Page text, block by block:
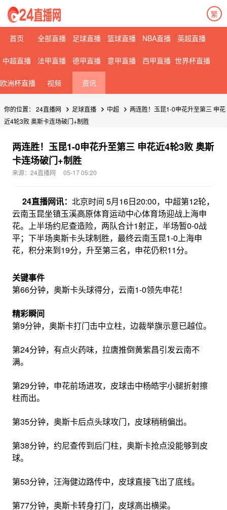
繁
首页 全部直播 足球直播 篮球直播 NBA直播 英超直播
中超直播 法甲直播 德甲直播 意甲直播 西甲直播 世界杯直播
欧洲杯直播 视频 资讯
你的位置： 24直播网 足球直播 中超
两连胜！玉昆1-0申花升至第三 申花
近4轮3败 奥斯卡连场破门+制胜
两连胜！玉昆1-0申花升至第三 申花近4轮3败 奥斯
卡连场破门+制胜
来源：24直播网 05-17 05:20
24直播网讯： 北京时间 5月16日20:00，中超第12轮，
云南玉昆坐镇玉溪高原体育运动中心体育场迎战上海申
花。上半场约尼查造险，两队合计1射正，半场暂0-0战
平；下半场奥斯卡头球制胜，最终云南玉昆1-0上海申
花，积分来到19分，升至第三名，申花仍积11分。
关键事件
第66分钟，奥斯卡头球得分，云南1-0领先申花！
精彩瞬间
第9分钟，奥斯卡打门击中立柱，边裁举旗示意已越位。
第24分钟，有点火药味，拉唐推倒黄紫昌引发云南不
满。
第29分钟，申花前场进攻，皮球击中杨皓宇小腿折射擦
柱而出。
第35分钟，奥斯卡后点头球攻门，皮球稍稍偏出。
第38分钟，约尼查传到后门柱，奥斯卡抢点没能够到皮
球。
第53分钟，汪海健边路传中，皮球直接飞出了底线。
第77分钟，奥斯卡转身打门，皮球高出横梁。